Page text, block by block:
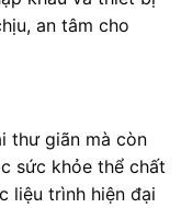
an tâm cho
thư giãn mà còn
sức khỏe thể chất
liệu trình hiện đại